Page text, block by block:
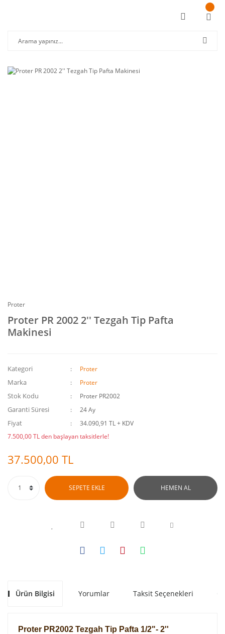
Proter
Proter PR 2002 2'' Tezgah Tip Pafta
Makinesi
Kategori Proter
Marka Proter
Stok Kodu Proter PR2002
Garanti Süresi 24 Ay
Fiyat
34.090,91 TL + KDV
7.500,00 TL den başlayan taksitlerle!
37.500,00 TL
SEPETE EKLE HEMEN AL
Ürün Bilgisi Yorumlar Taksit Seçenekleri
Proter PR2002 Tezgah Tip Pafta 1/2"- 2''